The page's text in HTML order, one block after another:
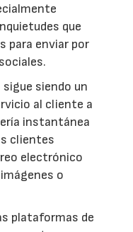
que
para enviar por
siendo un
al cliente a
instantánea
clientes
electrónico
o
plataformas de